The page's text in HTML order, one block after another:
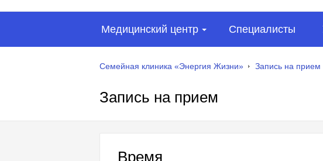
Медицинский центр Специалисты
Семейная клиника «Энергия Жизни» Запись на прием
Запись на прием
Время